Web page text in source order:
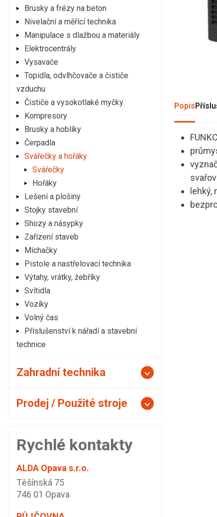
Brusky a frézy na beton
Nivelační a měřící technika
Manipulace s dlažbou a materiály
Elektrocentrály
Vysavače
Topidla, odvlhčovače a čističe
vzduchu
Čističe a vysokotlaké myčky
Kompresory
Brusky a hoblíky
Čerpadla
Svářečky a hořáky
Svářečky
Hořáky
Lešení a plošiny
Stojky stavební
Shozy a násypky
Zařízení staveb
Míchačky
Pistole a nastřelovací technika
Výtahy, vrátky, žebříky
Svítidla
Vozíky
Volný čas
Příslušenství k nářadí a stavební
technice
Zahradní technika
Prodej / Použité stroje
Rychlé kontakty
ALDA Opava s.r.o.
Těšínská 75
746 01 Opava
Popis